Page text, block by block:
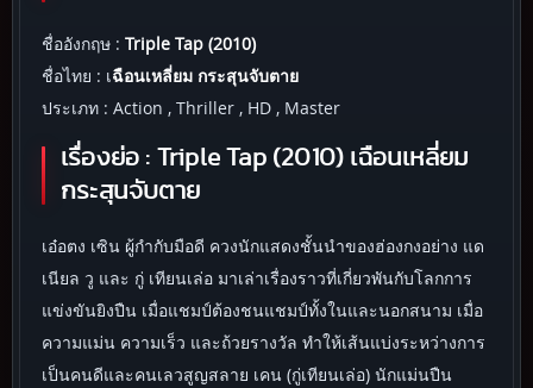
ชื่ออังกฤษ : Triple Tap (2010)
ชื่อไทย : เฉือนเหลี่ยม กระสุนจับตาย
ประเภท : Action , Thriller , HD , Master
เรื่องย่อ : Triple Tap (2010) เฉือนเหลี่ยม
กระสุนจับตาย
เอ๋อตง เซิน ผู้กำกับมือดี ควงนักแสดงชั้นนำของฮ่องกงอย่าง แด
เนียล วู และ กู่ เทียนเล่อ มาเล่าเรื่องราวที่เกี่ยวพันกับโลกการ
แข่งขันยิงปืน เมื่อแชมป์ต้องชนแชมป์ทั้งในและนอกสนาม เมื่อ
ความแม่น ความเร็ว และถ้วยรางวัล ทำให้เส้นแบ่งระหว่างการ
เป็นคนดีและคนเลวสูญสลาย เคน (กู่เทียนเล่อ) นักแม่นปืน